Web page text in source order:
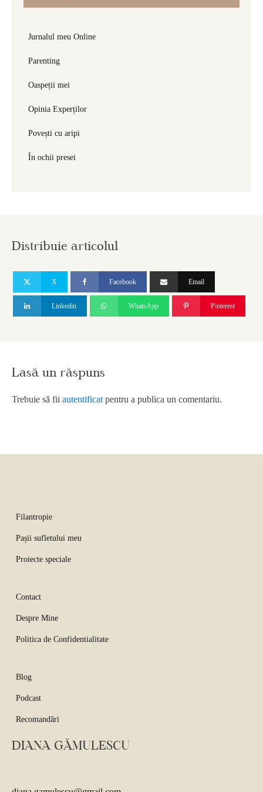
Jurnalul meu Online
Parenting
Oaspeții mei
Opinia Experților
Povești cu aripi
În ochii presei
Distribuie articolul
X Facebook Email
Linkedin WhatsApp Pinterest
Lasă un răspuns
Trebuie să fii autentificat pentru a publica un comentariu.
Filantropie
Pașii sufletului meu
Proiecte speciale
Contact
Despre Mine
Politica de Confidentialitate
Blog
Podcast
Recomandări
DIANA GĂMULESCU